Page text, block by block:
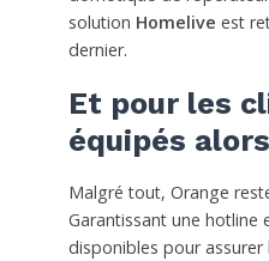
solution Homelive est
dernier.
Et pour les
équipés
Malgré tout, Orange
Garantissant une hotline
disponibles pour